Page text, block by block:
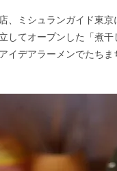
、ミシュランガイド東
してオープンした「煮
イデアラーメンでたち